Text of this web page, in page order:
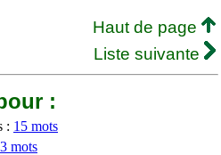
Haut de page
Liste suivante
:
: 15 mots
3 mots